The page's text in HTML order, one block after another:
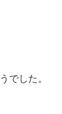
でした。